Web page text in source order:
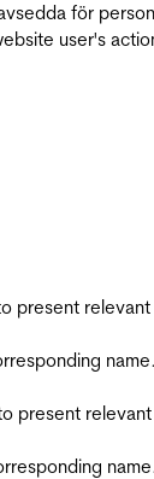
för
user's
present
name.
present